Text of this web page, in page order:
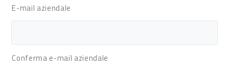
E-mail aziendale
Conferma e-mail aziendale